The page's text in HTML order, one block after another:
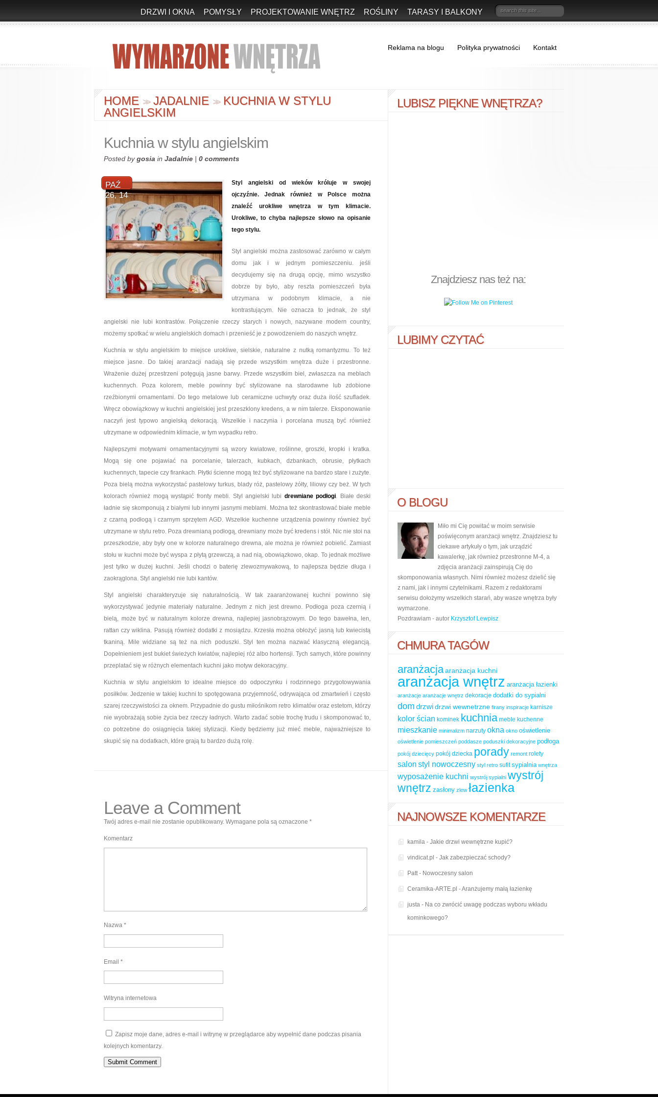
DRZWI I OKNA POMYSŁY PROJEKTOWANIE WNĘTRZ ROŚLINY TARASY I BALKONY
Reklama na blogu Polityka prywatności Kontakt
HOME >> JADALNIE >>KUCHNIA W STYLU
ANGIELSKIM
Kuchnia w stylu angielskim
Posted bygosia in Jadalnie | 0 comments
PAŹ
26, 14
Styl angielski od wieków króluje w swojej
ojczyźnie. Jednak również w Polsce można
znaleźć urokliwe wnętrza w tym klimacie.
Urokliwe, to chyba najlepsze słowo na opisanie
tego stylu.
Styl angielski można zastosować zarówno w całym
domu jak i w jednym pomieszczeniu. jeśli
decydujemy się na drugą opcję, mimo wszystko
dobrze by było, aby reszta pomieszczeń była
utrzymana w podobnym klimacie, a nie
kontrastującym. Nie oznacza to jednak, że styl
angielski nie lubi kontrastów. Połączenie rzeczy starych i nowych, nazywane modern country,
możemy spotkać w wielu angielskich domach i przenieść je z powodzeniem do naszych wnętrz.
Kuchnia w stylu angielskim to miejsce urokliwe, sielskie, naturalne z nutką romantyzmu. To też
miejsce jasne. Do takiej aranżacji nadają się przede wszystkim wnętrza duże i przestronne.
Wrażenie dużej przestrzeni potęgują jasne barwy. Przede wszystkim biel, zwłaszcza na meblach
kuchennych. Poza kolorem, meble powinny być stylizowane na starodawne lub zdobione
rzeźbionymi ornamentami. Do tego metalowe lub ceramiczne uchwyty oraz duża ilość szufladek.
Wręcz obowiązkowy w kuchni angielskiej jest przeszklony kredens, a w nim talerze. Eksponowanie
naczyń jest typowo angielską dekoracją. Wszelkie i naczynia i porcelana muszą być również
utrzymane w odpowiednim klimacie, w tym wypadku retro.
Najlepszymi motywami ornamentacyjnymi są wzory kwiatowe, roślinne, groszki, kropki i kratka.
Mogą się one pojawiać na porcelanie, talerzach, kubkach, dzbankach, obrusie, płytkach
kuchennych, tapecie czy firankach. Płytki ścienne mogą też być stylizowane na bardzo stare i zużyte.
Poza bielą można wykorzystać pastelowy turkus, blady róż, pastelowy żółty, liliowy czy beż. W tych
kolorach również mogą wystąpić fronty mebli. Styl angielski lubi drewniane podłogi. Białe deski
ładnie się skomponują z białymi lub innymi jasnymi meblami. Można też skontrastować białe meble
z czarną podłogą i czarnym sprzętem AGD. Wszelkie kuchenne urządzenia powinny również być
utrzymane w stylu retro. Poza drewnianą podłogą, drewniany może być kredens i stół. Nic nie stoi na
przeszkodzie, aby były one w kolorze naturalnego drewna, ale można je również pobielić. Zamiast
stołu w kuchni może być wyspa z płytą grzewczą, a nad nią, obowiązkowo, okap. To jednak możliwe
jest tylko w dużej kuchni. Jeśli chodzi o baterię zlewozmywakową, to najlepsza będzie długa i
zaokrąglona. Styl angielski nie lubi kantów.
Styl angielski charakteryzuje się naturalnością. W tak zaaranżowanej kuchni powinno się
wykorzystywać jedynie materiały naturalne. Jednym z nich jest drewno. Podłoga poza czernią i
bielą, może być w naturalnym kolorze drewna, najlepiej jasnobrązowym. Do tego bawełna, len,
rattan czy wiklina. Pasują również dodatki z mosiądzu. Krzesła można obłożyć jasną lub kwiecistą
tkaniną. Mile widziane są też na nich poduszki. Styl ten można nazwać klasyczną elegancją.
Dopełnieniem jest bukiet świeżych kwiatów, najlepiej róż albo hortensji. Tych samych, które powinny
przeplatać się w różnych elementach kuchni jako motyw dekoracyjny.
Kuchnia w stylu angielskim to idealne miejsce do odpoczynku i rodzinnego przygotowywania
posiłków. Jedzenie w takiej kuchni to spotęgowana przyjemność, odrywająca od zmartwień i często
szarej rzeczywistości za oknem. Przypadnie do gustu miłośnikom retro klimatów oraz estetom, którzy
nie wyobrażają sobie życia bez rzeczy ładnych. Warto zadać sobie trochę trudu i skomponować to,
co potrzebne do osiągnięcia takiej stylizacji. Kiedy będziemy już mieć meble, najważniejsze to
skupić się na dodatkach, które grają tu bardzo dużą rolę.
Leave a Comment
Twój adres e-mail nie zostanie opublikowany. Wymagane pola są oznaczone *
Komentarz
Nazwa *
Email *
Witryna internetowa
Zapisz moje dane, adres e-mail i witrynę w przeglądarce aby wypełnić dane podczas pisania
kolejnych komentarzy.
LUBISZ PIĘKNE WNĘTRZA?
Znajdziesz nas też na:
LUBIMY CZYTAĆ
O BLOGU
Miło mi Cię powitać w moim serwisie
poświęconym aranżacji wnętrz. Znajdziesz tu
ciekawe artykuły o tym, jak urządzić
kawalerkę, jak również przestronne M-4, a
zdjęcia aranżacji zainspirują Cię do
skomponowania własnych. Nimi również możesz dzielić się
z nami, jak i innymi czytelnikami. Razem z redaktorami
serwisu dołożymy wszelkich starań, aby wasze wnętrza były
wymarzone.
Pozdrawiam - autor Krzysztof Lewpisz
CHMURA TAGÓW
aranżacjaaranżacja kuchni
aranżacja wnętrz aranżacja łazienki
aranżacje aranżacje wnętrz dekoracje dodatki do sypialni
dom drzwidrzwi wewnetrzne firany inspiracje karnisze
kolor ścian kominek kuchnia meble kuchenne
mieszkanie minimalizm narzuty okna okno oświetlenie
oświetlenie pomieszczeń poddasze poduszki dekoracyjne podłoga
pokój dziecięcy pokój dziecka porady remont rolety
salon styl nowoczesny styl retro sufit sypialnia wnętrza
wyposażenie kuchni wystrój sypialni wystrój
wnętrz zasłony zlew łazienka
NAJNOWSZE KOMENTARZE
kamila - Jakie drzwi wewnętrzne kupić?
vindicat.pl - Jak zabezpieczać schody?
Patt- Nowoczesny salon
Ceramika-ARTE.pl -Aranżujemy małą łazienkę
justa - Na co zwrócić uwagę podczas wyboru wkładu
kominkowego?